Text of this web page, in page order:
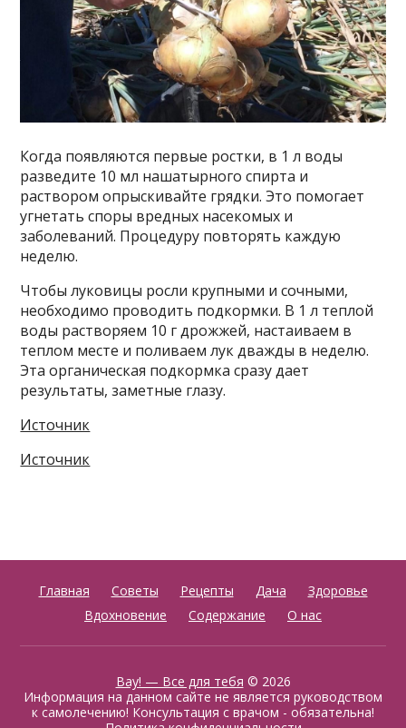
Когда появляются первые ростки, в 1 л воды
разведите 10 мл нашатырного спирта и
раствором опрыскивайте грядки. Это помогает
угнетать споры вредных насекомых и
заболеваний. Процедуру повторять каждую
неделю.
Чтобы луковицы росли крупными и сочными,
необходимо проводить подкормки. В 1 л теплой
воды растворяем 10 г дрожжей, настаиваем в
теплом месте и поливаем лук дважды в неделю.
Эта органическая подкормка сразу дает
результаты, заметные глазу.
Источник
Источник
Главная Советы Рецепты Дача
Здоровье
Вдохновение
Содержание О нас
Вау! — Все для тебя © 2026
Информация на данном сайте не является руководством
к самолечению! Консультация с врачом - обязательна!